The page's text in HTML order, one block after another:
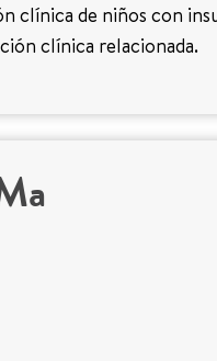
clínica de niños con
clínica relacionada.